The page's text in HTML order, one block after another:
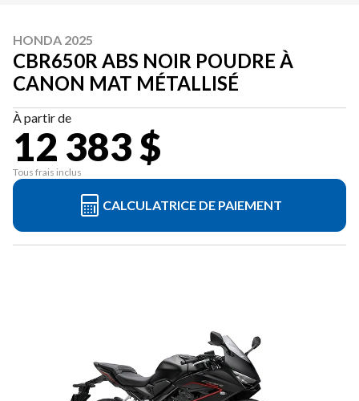
HONDA 2025
CBR650R ABS NOIR POUDRE À
CANON MAT MÉTALLISÉ
À partir de
12 383 $
Tous frais inclus
CALCULATRICE DE PAIEMENT